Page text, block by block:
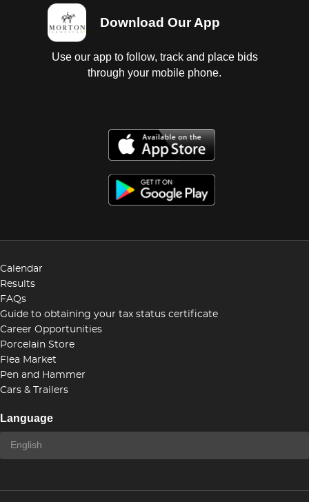
Download Our App
Use our app to follow, track and place bids
through your mobile phone.
Calendar
Results
FAQs
Guide to obtaining your tax status certificate
Career Opportunities
Porcelain Store
Flea Market
Pen and Hammer
Cars & Trailers
Language